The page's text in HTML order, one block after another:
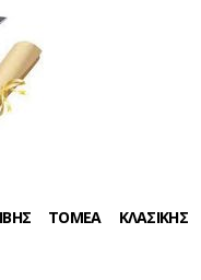
ΤΟΜΕΑ ΚΛΑΣΙΚΗΣ